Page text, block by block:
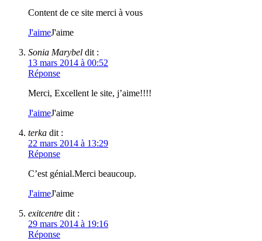
Content de ce site merci à vous
J'aimeJ'aime
Sonia Marybel dit :
13 mars 2014 à 00:52
Réponse
Merci, Excellent le site, j’aime!!!!
J'aimeJ'aime
terka dit :
22 mars 2014 à 13:29
Réponse
C’est génial.Merci beaucoup.
J'aimeJ'aime
exitcentre dit :
29 mars 2014 à 19:16
Réponse